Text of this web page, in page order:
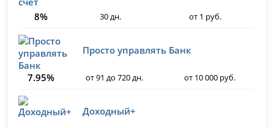
8% 30 дн. от 1 руб.
Просто управлять Банк
7.95% от 91 до 720 дн. от 10 000 руб.
Доходный+